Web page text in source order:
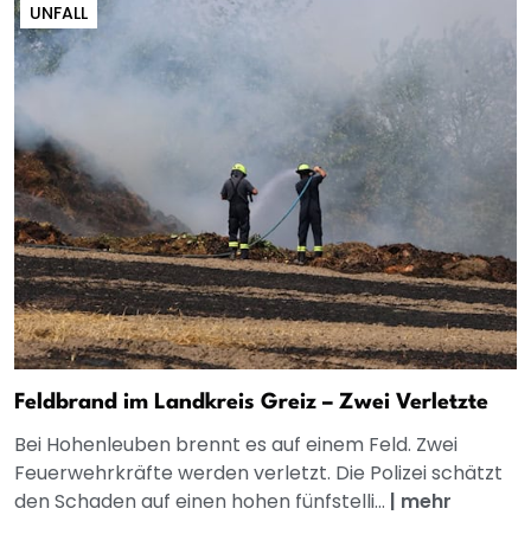
UNFALL
Feldbrand im Landkreis Greiz – Zwei Verletzte
Bei Hohenleuben brennt es auf einem Feld. Zwei
Feuerwehrkräfte werden verletzt. Die Polizei schätzt
den Schaden auf einen hohen fünfstelli... | mehr